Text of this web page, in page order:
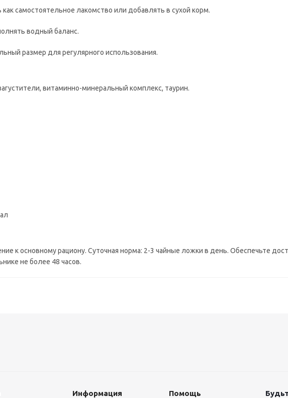
самостоятельное лакомство или добавлять в сухой корм.
водный баланс.
размер для регулярного использования.
витаминно-минеральный комплекс, таурин.
к основному рациону. Суточная норма: 2-3 чайные ложки в день. Обеспечьте
не более 48 часов.
Информация Помощь